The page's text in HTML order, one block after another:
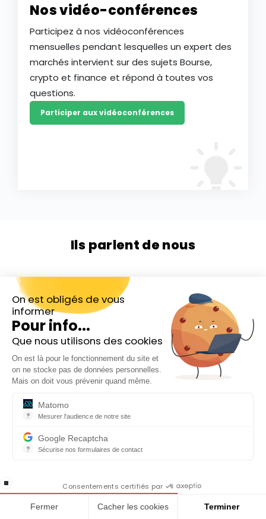
On est obligés de vous
informer
Pour info...
Que nous utilisons des cookies
On est là pour le fonctionnement du site et
on ne stocke pas de données personnelles.
Mais on doit vous prévenir quand même.
?
Matomo
Mesurer l'audience de notre site
?
Google Recaptcha
Sécurise nos formulaires de contact
stop loading Consentements certifiés par
Fermer Cacher les cookies Terminer
Nos vidéo-conférences
Participez à nos vidéoconférences
mensuelles pendant lesquelles un expert des
marchés intervient sur des sujets Bourse,
crypto et finance et répond à toutes vos
questions.
Participer aux vidéoconférences
Ils parlent de nous
Inscrivez-vous gratuitement à
notre Newsletter hebdo
En cadeau notre ebook
politique de confidentialité de ce site